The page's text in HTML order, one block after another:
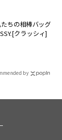
ちの相棒バッグ
クラッシィ]
by